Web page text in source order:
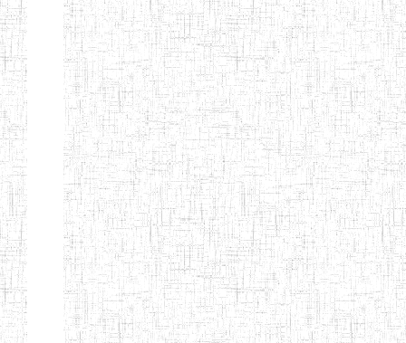
PEDAGOGIQUES
ENIEG DU HAUT
NKAM
12/08/2013 ENIEG
ENIEG BILINGUE
DE L'IPEP DE
BANDJOUN
05/09/2003 ENIEG
ENIEG PRIVEE
NANFAH
07/09/2012 ENIEG
ENPIEG TERESA
JANE
14/03/2014 ENIEG